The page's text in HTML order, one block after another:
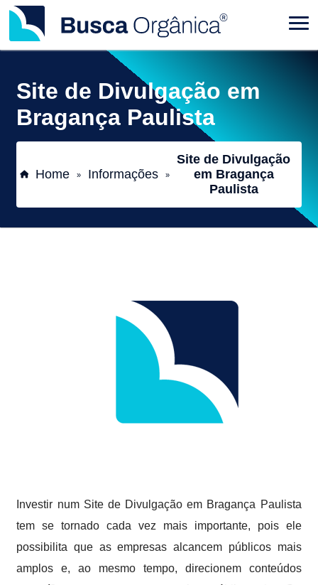
Site de Divulgação em
Bragança Paulista
Home » Informações »
Site de Divulgação
em Bragança
Paulista
Investir num Site de Divulgação em Bragança Paulista
tem se tornado cada vez mais importante, pois ele
possibilita que as empresas alcancem públicos mais
amplos e, ao mesmo tempo, direcionem conteúdos